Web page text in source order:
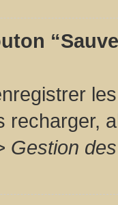
recharger,
Gestion